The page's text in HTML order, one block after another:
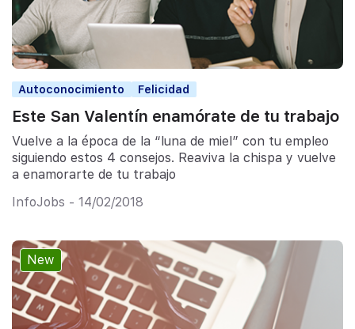
Autoconocimiento Felicidad
Este San Valentín enamórate de tu trabajo
Vuelve a la época de la “luna de miel” con tu empleo
siguiendo estos 4 consejos. Reaviva la chispa y vuelve
a enamorarte de tu trabajo
InfoJobs - 14/02/2018
New